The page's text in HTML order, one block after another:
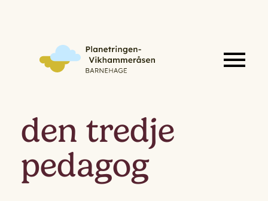
den tredje
pedagog